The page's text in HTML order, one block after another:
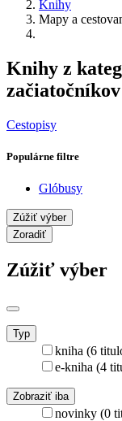
Knihy
Mapy a
Knihy z
začiatočníkov
Cestopisy
Populárne filtre
Glóbusy
Zúžiť výber
Zoradiť
Zúžiť výber
Typ
kniha (6
e-kniha (4
Zobraziť iba
novinky (0